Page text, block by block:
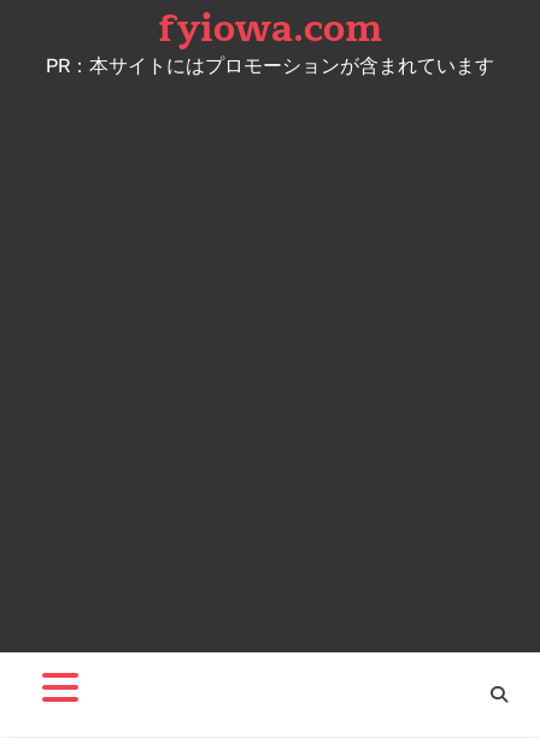
content
fyiowa.com
PR：本サイトにはプロモーションが含まれています
アクション